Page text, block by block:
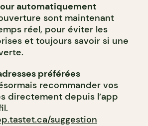
automatiquement
sont maintenant
réel, pour éviter les
et toujours savoir si une
préférées
recommander vos
directement depuis l’app
suggestion